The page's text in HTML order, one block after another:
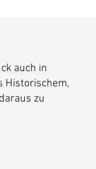
auch in
Historischem,
zu